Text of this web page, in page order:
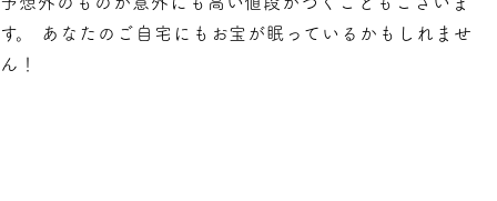
す。 あなたのご自宅にもお宝が眠っているかもしれませ
ん！